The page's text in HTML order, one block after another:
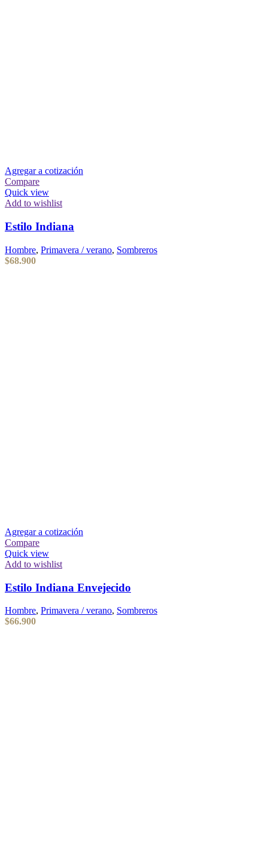
Agregar a cotización
Compare
Quick view
Add to wishlist
Estilo Indiana
Hombre, Primavera / verano, Sombreros
$68.900
Agregar a cotización
Compare
Quick view
Add to wishlist
Estilo Indiana Envejecido
Hombre, Primavera / verano, Sombreros
$66.900